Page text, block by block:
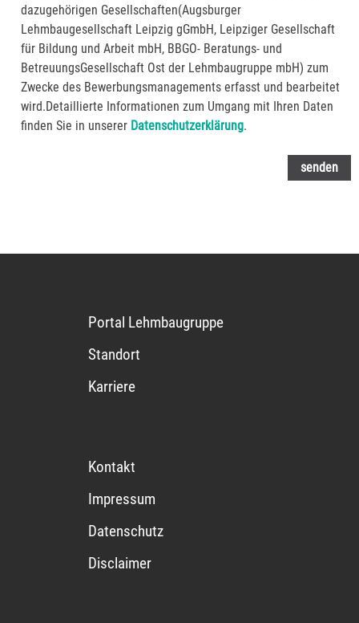
dazugehörigen Gesellschaften(Augsburger
Lehmbaugesellschaft Leipzig gGmbH, Leipziger Gesellschaft
für Bildung und Arbeit mbH, BBGO- Beratungs- und
BetreuungsGesellschaft Ost der Lehmbaugruppe mbH) zum
Zwecke des Bewerbungsmanagements erfasst und bearbeitet
wird.Detaillierte Informationen zum Umgang mit Ihren Daten
finden Sie in unserer Datenschutzerklärung.
Portal Lehmbaugruppe
Standort
Karriere
Kontakt
Impressum
Datenschutz
Disclaimer